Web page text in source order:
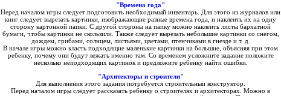
"Времена года"
Перед началом игры следует подготовить необходимый инвентарь. Для этого из журналов или
книг следует вырезать картинки, изображающие разные времена года, и наклеить их на одну
сторону картонной папки. С другой стороны на папку можно наклеить листы бархатной
бумаги, чтобы картинки не скользили. Также следует вырезать небольшие картинки со снегом,
дождем, грибами, солнцем, листьями, цветами, птенчиками в гнезде и т. д.
В начале игры можно класть подходящие маленькие картинки на большие, объясняя при этом
ребенку, почему они будут лежать именно там. Со временем усложните задание положите
несколько неподходящих картинок и предложите ребенку найти ошибки.
"Архитекторы и строители"
Для выполнения этого задания потребуется строительныи конструктор.
Перед началом игры следует рассказать ребенку о строителях и архитекторах. Можно в